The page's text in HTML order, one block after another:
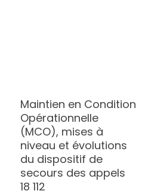
Maintien en Condition
Opérationnelle
(MCO), mises à
niveau et évolutions
du dispositif de
secours des appels
18 112